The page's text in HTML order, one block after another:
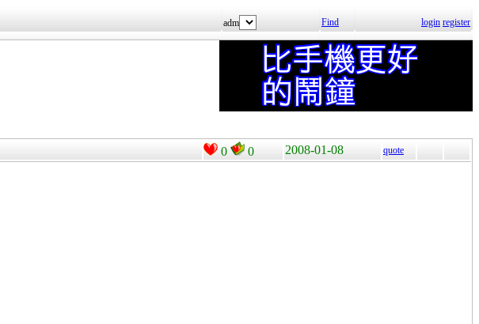
adm Find login register
0 0 2008-01-08 quote